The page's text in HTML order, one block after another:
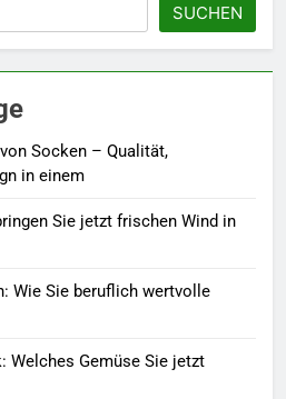
SUCHEN
Socken – Qualität,
in einem
Sie jetzt frischen Wind in
Wie Sie beruflich wertvolle
Welches Gemüse Sie jetzt
Neuorientierung: Mut
Quereinstieg in der neuen
statt Wintergrau:
Hersteller von